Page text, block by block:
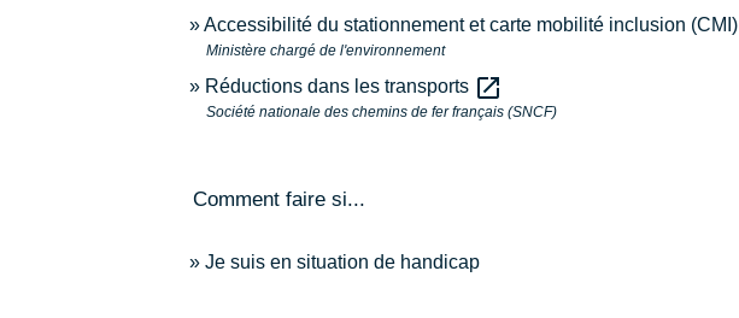
Accessibilité du stationnement et carte mobilité inclusion (CMI)
Ministère chargé de l'environnement
Réductions dans les transports open_in_new
Société nationale des chemins de fer français (SNCF)
Comment faire si...
Je suis en situation de handicap